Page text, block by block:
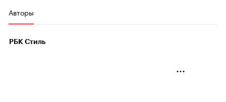
Авторы
РБК Стиль